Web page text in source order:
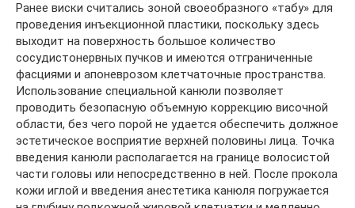
Ранее виски считались зоной своеобразного «табу» для
проведения инъекционной пластики, поскольку здесь
выходит на поверхность большое количество
сосудистонервных пучков и имеются отграниченные
фасциями и апоневрозом клетчаточные пространства.
Использование специальной канюли позволяет
проводить безопасную объемную коррекцию височной
области, без чего порой не удается обеспечить должное
эстетическое восприятие верхней половины лица. Точка
введения канюли располагается на границе волосистой
части головы или непосредственно в ней. После прокола
кожи иглой и введения анестетика канюля погружается